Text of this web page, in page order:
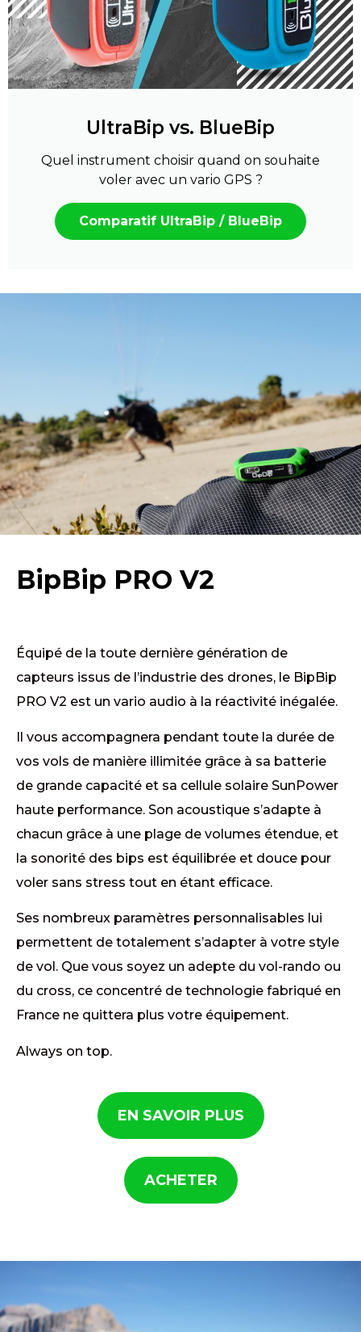
UltraBip vs. BlueBip
Quel instrument choisir quand on souhaite
voler avec un vario GPS ?
Comparatif UltraBip / BlueBip
BipBip PRO V2
Équipé de la toute dernière génération de
capteurs issus de l’industrie des drones, le BipBip
PRO V2 est un vario audio à la réactivité inégalée.
Il vous accompagnera pendant toute la durée de
vos vols de manière illimitée grâce à sa batterie
de grande capacité et sa cellule solaire SunPower
haute performance. Son acoustique s’adapte à
chacun grâce à une plage de volumes étendue, et
la sonorité des bips est équilibrée et douce pour
voler sans stress tout en étant efficace.
Ses nombreux paramètres personnalisables lui
permettent de totalement s’adapter à votre style
de vol. Que vous soyez un adepte du vol-rando ou
du cross, ce concentré de technologie fabriqué en
France ne quittera plus votre équipement.
Always on top.
EN SAVOIR PLUS
ACHETER